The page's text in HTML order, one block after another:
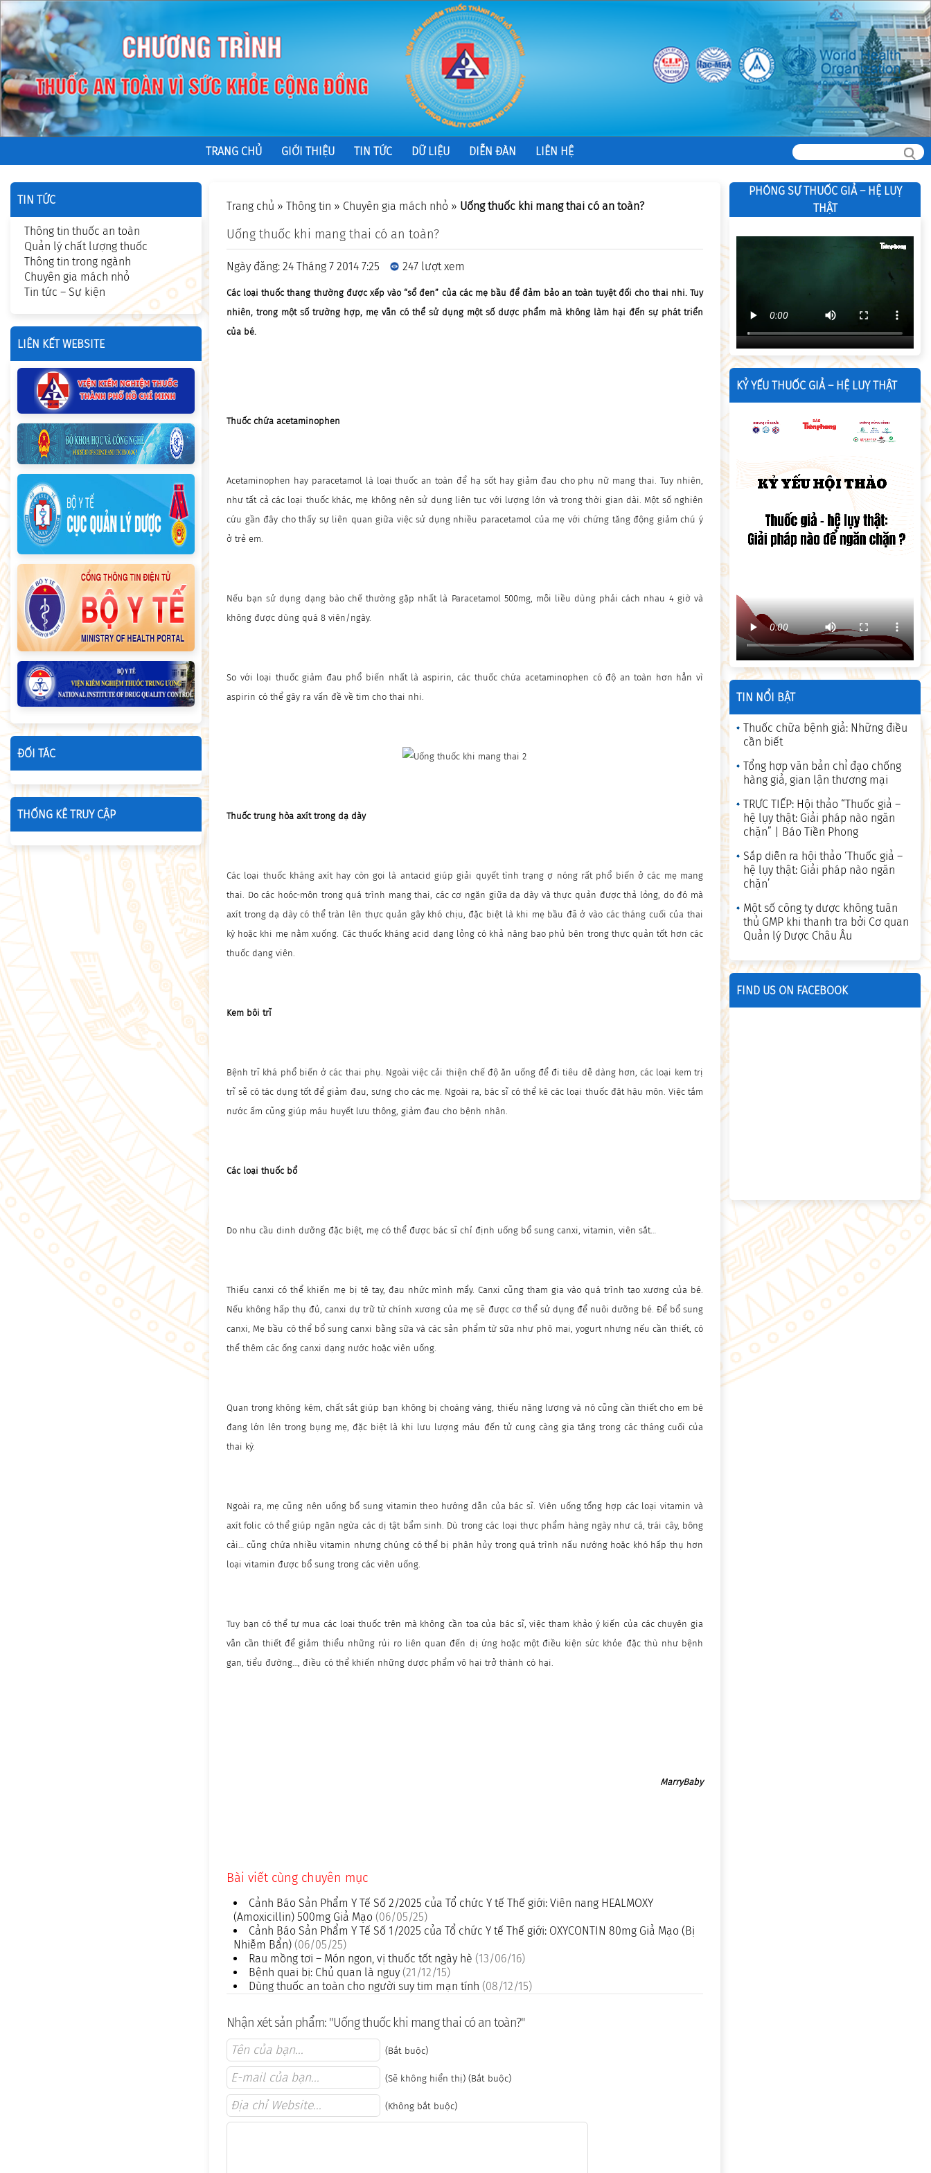
TRANG CHỦ GIỚI THIỆU TIN TỨC DỮ LIỆU DIỄN ĐÀN LIÊN HỆ
Trang chủ » Thông tin » Chuyên gia mách nhỏ » Uống thuốc khi mang thai có an toàn?
Uống thuốc khi mang thai có an toàn?
Ngày đăng: 24 Tháng 7 2014 7:25 247 lượt xem
Các loại thuốc thang thường được xếp vào “sổ đen” của các mẹ bầu để đảm bảo an toàn tuyệt đối cho thai nhi. Tuy
nhiên, trong một số trường hợp, mẹ vẫn có thể sử dụng một số dược phẩm mà không làm hại đến sự phát triển
của bé.
Thuốc chứa acetaminophen
Acetaminophen hay paracetamol là loại thuốc an toàn để hạ sốt hay giảm đau cho phụ nữ mang thai. Tuy nhiên,
như tất cả các loại thuốc khác, mẹ không nên sử dụng liên tục với lượng lớn và trong thời gian dài. Một số nghiên
cứu gần đây cho thấy sự liên quan giữa việc sử dụng nhiều paracetamol của mẹ với chứng tăng động giảm chú ý
ở trẻ em.
Nếu bạn sử dụng dạng bào chế thường gặp nhất là Paracetamol 500mg, mỗi liều dùng phải cách nhau 4 giờ và
không được dùng quá 8 viên/ngày.
So với loại thuốc giảm đau phổ biến nhất là aspirin, các thuốc chứa acetaminophen có độ an toàn hơn hẳn vì
aspirin có thể gây ra vấn đề về tim cho thai nhi.
Thuốc trung hòa axít trong dạ dày
Các loại thuốc kháng axít hay còn gọi là antacid giúp giải quyết tình trạng ợ nóng rất phổ biến ở các mẹ mang
thai. Do các hoóc-môn trong quá trình mang thai, các cơ ngăn giữa dạ dày và thực quản được thả lỏng, do đó mà
axít trong dạ dày có thể tràn lên thực quản gây khó chịu, đặc biệt là khi mẹ bầu đã ở vào các tháng cuối của thai
kỳ hoặc khi mẹ nằm xuống. Các thuốc kháng acid dạng lỏng có khả năng bao phủ bên trong thực quản tốt hơn các
thuốc dạng viên.
Kem bôi trĩ
Bệnh trĩ khá phổ biến ở các thai phụ. Ngoài việc cải thiện chế độ ăn uống để đi tiêu dễ dàng hơn, các loại kem trị
trĩ sẽ có tác dụng tốt để giảm đau, sưng cho các mẹ. Ngoài ra, bác sĩ có thể kê các loại thuốc đặt hậu môn. Việc tắm
nước ấm cũng giúp máu huyết lưu thông, giảm đau cho bệnh nhân.
Các loại thuốc bổ
Do nhu cầu dinh dưỡng đặc biệt, mẹ có thể được bác sĩ chỉ định uống bổ sung canxi, vitamin, viên sắt…
Thiếu canxi có thể khiến mẹ bị tê tay, đau nhức mình mẩy. Canxi cũng tham gia vào quá trình tạo xương của bé.
Nếu không hấp thụ đủ, canxi dự trữ từ chính xương của mẹ sẽ được cơ thể sử dụng để nuôi dưỡng bé. Để bổ sung
canxi, Mẹ bầu có thể bổ sung canxi bằng sữa và các sản phẩm từ sữa như phô mai, yogurt nhưng nếu cần thiết, có
thể thêm các ống canxi dạng nước hoặc viên uống.
Quan trọng không kém, chất sắt giúp bạn không bị choáng váng, thiếu năng lượng và nó cũng cần thiết cho em bé
đang lớn lên trong bụng mẹ, đặc biệt là khi lưu lượng máu đến tử cung càng gia tăng trong các tháng cuối của
thai kỳ.
Ngoài ra, mẹ cũng nên uống bổ sung vitamin theo hướng dẫn của bác sĩ. Viên uống tổng hợp các loại vitamin và
axít folic có thể giúp ngăn ngừa các dị tật bẩm sinh. Dù trong các loại thực phẩm hàng ngày như cá, trái cây, bông
cải… cũng chứa nhiều vitamin nhưng chúng có thể bị phân hủy trong quá trình nấu nướng hoặc khó hấp thụ hơn
loại vitamin được bổ sung trong các viên uống.
Tuy bạn có thể tự mua các loại thuốc trên mà không cần toa của bác sĩ, việc tham khảo ý kiến của các chuyên gia
vẫn cần thiết để giảm thiểu những rủi ro liên quan đến dị ứng hoặc một điều kiện sức khỏe đặc thù như bệnh
gan, tiểu đường…, điều có thể khiến những dược phẩm vô hại trở thành có hại.
MarryBaby
Bài viết cùng chuyên mục
Cảnh Báo Sản Phẩm Y Tế Số 2/2025 của Tổ chức Y tế Thế giới: Viên nang HEALMOXY
(Amoxicillin) 500mg Giả Mạo (06/05/25)
Cảnh Báo Sản Phẩm Y Tế Số 1/2025 của Tổ chức Y tế Thế giới: OXYCONTIN 80mg Giả Mạo (Bị
Nhiễm Bẩn) (06/05/25)
Rau mồng tơi – Món ngon, vị thuốc tốt ngày hè (13/06/16)
Bệnh quai bị: Chủ quan là nguy (21/12/15)
Dùng thuốc an toàn cho người suy tim mạn tính (08/12/15)
Nhận xét sản phẩm: "Uống thuốc khi mang thai có an toàn?"
(Bắt buộc)
(Sẽ không hiển thị) (Bắt buộc)
(Không bắt buộc)
TIN TỨC
Thông tin thuốc an toàn
Quản lý chất lượng thuốc
Thông tin trong ngành
Chuyên gia mách nhỏ
Tin tức – Sự kiện
LIÊN KẾT WEBSITE
ĐỐI TÁC
THỐNG KÊ TRUY CẬP
PHÓNG SỰ THUỐC GIẢ – HỆ LUỴ
THẬT
KỶ YẾU THUỐC GIẢ – HỆ LUỴ THẬT
TIN NỔI BẬT
Thuốc chữa bệnh giả: Những điều
cần biết
Tổng hợp văn bản chỉ đạo chống
hàng giả, gian lận thương mại
TRỰC TIẾP: Hội thảo “Thuốc giả –
hệ lụy thật: Giải pháp nào ngăn
chặn” | Báo Tiền Phong
Sắp diễn ra hội thảo ‘Thuốc giả –
hệ lụy thật: Giải pháp nào ngăn
chặn’
Một số công ty dược không tuân
thủ GMP khi thanh tra bởi Cơ quan
Quản lý Dược Châu Âu
FIND US ON FACEBOOK